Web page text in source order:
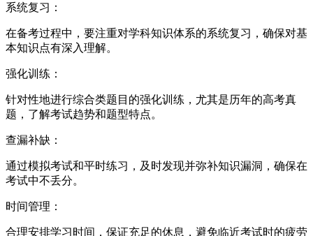
系统复习：
在备考过程中，要注重对学科知识体系的系统复习，确保对基
本知识点有深入理解。
强化训练：
针对性地进行综合类题目的强化训练，尤其是历年的高考真
题，了解考试趋势和题型特点。
查漏补缺：
通过模拟考试和平时练习，及时发现并弥补知识漏洞，确保在
考试中不丢分。
时间管理：
合理安排学习时间，保证充足的休息，避免临近考试时的疲劳